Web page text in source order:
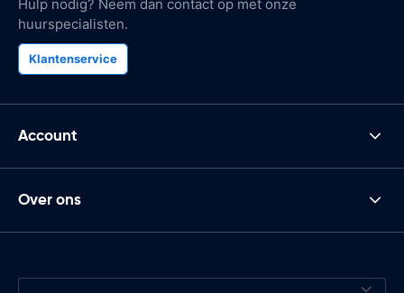
Hulp nodig? Neem dan contact op met onze
huurspecialisten.
Klantenservice
Account
Over ons